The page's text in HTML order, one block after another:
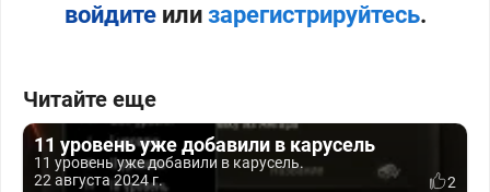
войдитеили зарегистрируйтесь.
Читайте еще
11 уровень уже добавили в карусель
11 уровень уже добавили в карусель.
22 августа 2024 г.
2